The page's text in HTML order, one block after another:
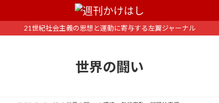
ン
ー
21世紀社会主義の思想と運動に寄与する左翼ジャーナル
世界の闘い